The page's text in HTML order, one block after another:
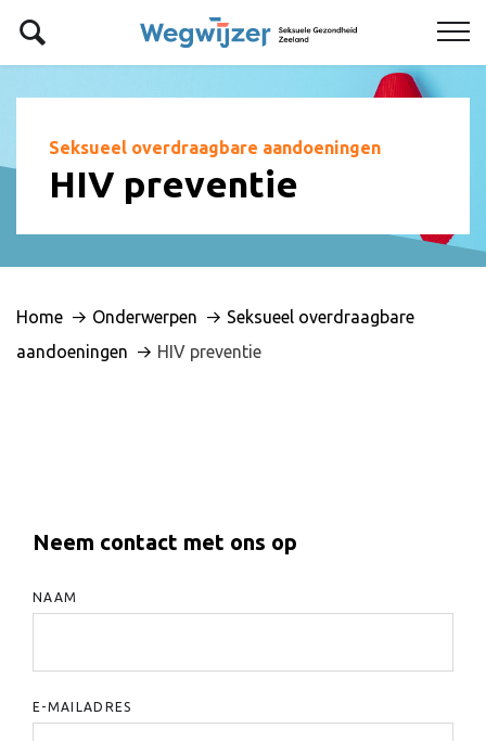
Seksueel overdraagbare aandoeningen
HIV preventie
Home Onderwerpen
Seksueel overdraagbare
aandoeningen
HIV preventie
Neem contact met ons op
NAAM
E-MAILADRES